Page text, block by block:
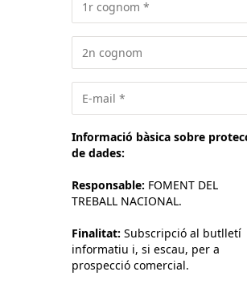
Informació bàsica sobre
de dades:
Responsable: FOMENT DEL
TREBALL NACIONAL.
Finalitat: Subscripció al butlletí
informatiu i, si escau, per a
prospecció comercial.